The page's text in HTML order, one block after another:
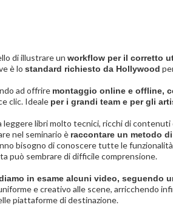
di illustrare un workflow per il corretto
è lo standard richiesto da Hollywood
ad offrire montaggio online e offline,
clic. Ideale per i grandi team e per gli
leggere libri molto tecnici, ricchi di
nel seminario è raccontare un metodo
bisogno di conoscere tutte le
può sembrare di difficile comprensione.
in esame alcuni video, seguendo
e creativo alle scene, arricchendo
piattaforme di destinazione.